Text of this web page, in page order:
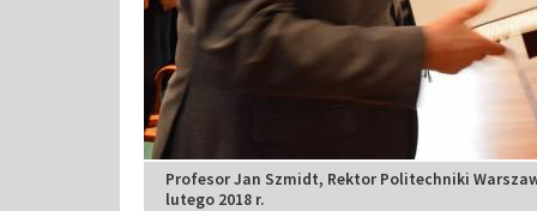
Profesor Jan Szmidt, Rektor Politechniki
lutego 2018 r.